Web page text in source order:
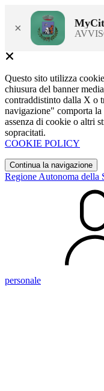
×
Questo sito utilizza
chiusura del banner
contraddistinto dalla X o
navigazione" comporta
assenza di cookie o altri
sopracitati.
COOKIE POLICY
Continua la navigazione
Regione Autonoma della
personale